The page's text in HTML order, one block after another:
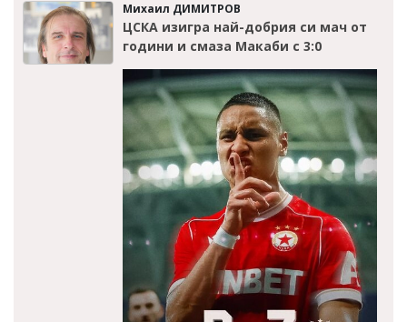
Михаил ДИМИТРОВ
ЦСКА изигра най-добрия си мач от
години и смаза Макаби с 3:0